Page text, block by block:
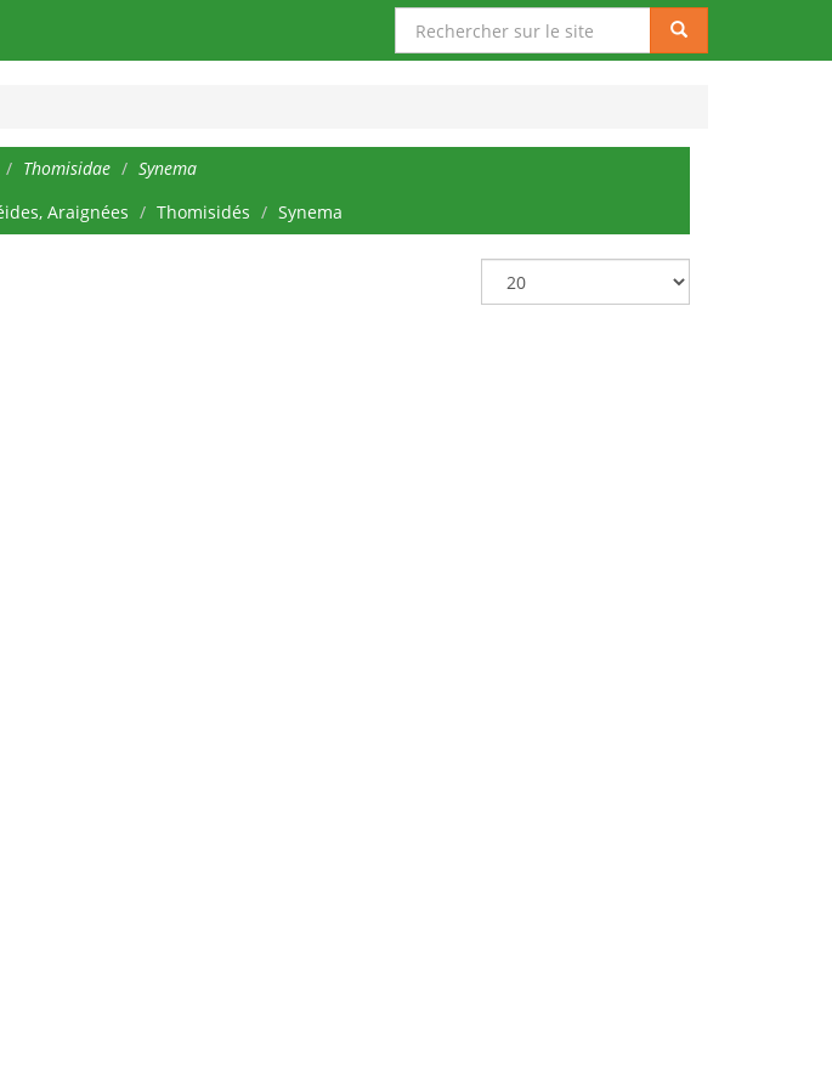
sur
le
Rechercher
Thomisidae
Synema
Araignées Thomisidés Synema